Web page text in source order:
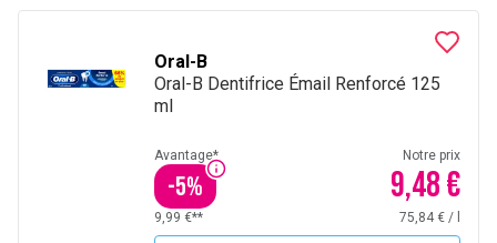
Oral-B
Oral-B Dentifrice Émail Renforcé 125
ml
Avantage*
-5%
Notre prix
9,48 €
9,99 €** 75,84 € /